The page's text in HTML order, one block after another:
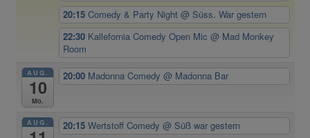
20:15Comedy & Party Night@ Süss. War gestern
22:30 Kallefornia Comedy Open Mic@ Mad Monkey
Room
AUG.
10
Mo.
20:00 Madonna Comedy@ Madonna Bar
AUG. 20:15Wertstoff Comedy@ Süß war gestern